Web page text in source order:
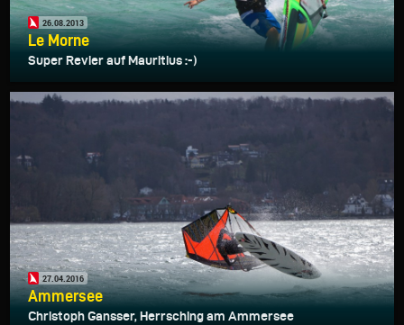
26.08.2013
Le Morne
Super Revier auf Mauritius :-)
27.04.2016
Ammersee
Christoph Gansser, Herrsching am Ammersee